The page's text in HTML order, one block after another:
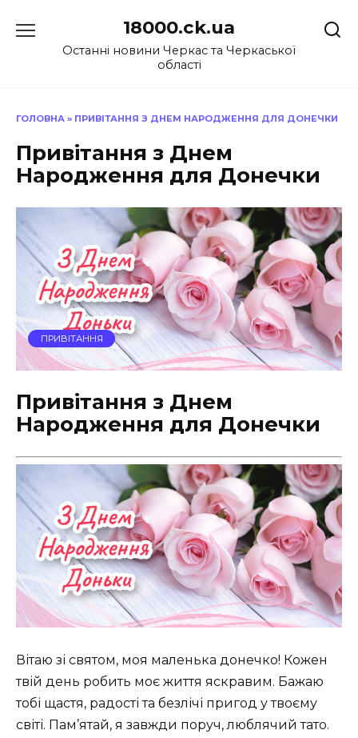
до
18000.ck.ua
Останні новини Черкас та Черкаської
області
ГОЛОВНА » ПРИВІТАННЯ З ДНЕМ НАРОДЖЕННЯ ДЛЯ ДОНЕЧКИ
Привітання з Днем
Народження для Донечки
ПРИВІТАННЯ
Привітання з Днем
Народження для Донечки
Вітаю зі святом, моя маленька донечко! Кожен
твій день робить моє життя яскравим. Бажаю
тобі щастя, радості та безлічі пригод у твоєму
світі. Пам’ятай, я завжди поруч, люблячий тато.